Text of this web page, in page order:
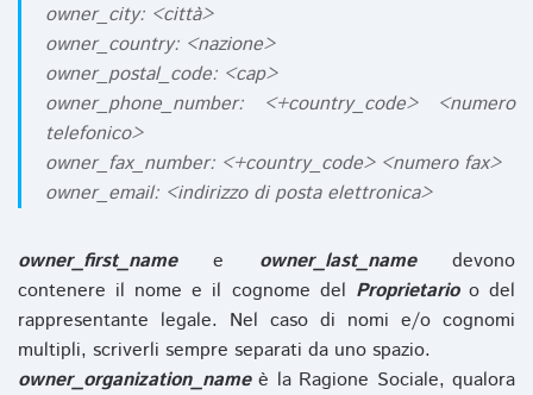
owner_city: <città>
owner_country: <nazione>
owner_postal_code: <cap>
owner_phone_number: <+country_code> <numero
telefonico>
owner_fax_number: <+country_code> <numero fax>
owner_email: <indirizzo di posta elettronica>
owner_first_namee owner_last_namedevono
contenere il nome e il cognome del Proprietarioo del
rappresentante legale. Nel caso di nomi e/o cognomi
multipli, scriverli sempre separati da uno spazio.
owner_organization_nameè la Ragione Sociale, qualora